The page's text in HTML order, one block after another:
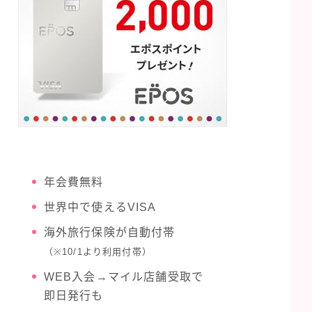
年会費無料
世界中で使えるVISA
海外旅行保険が自動付帯
（※10/1より利用付帯）
WEB入会→マイル店舗受取で
即日発行も